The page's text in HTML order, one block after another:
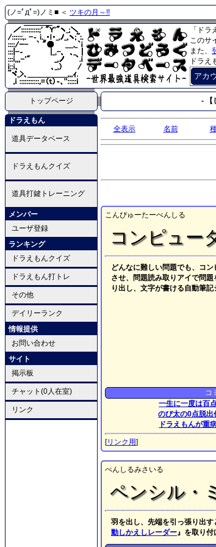
(ノ=ﾟдﾟ=)ノミ■ ＜ ツキの月～!!
「ド
このサ
また、
ドラえ
アカ
トップページ - 【
ドラえもん
道具データベース
ドラえもんクイズ
道具打鍵トレーニング
メンバー
ユーザ登録
ランキング
ドラえもんクイズ
ドラえもん打トレ
その他
デイリーランク
情報提供
お問い合わせ
サイト
掲示板
チャット(0人在室)
リンク
全表示 名前
こんぴゅーたーぺんしる
コンピュー
どんなに難しい問題でも、コ
させ、問題読み取りアイで問
り出し、文字が書ける自動筆
コ
一生に一度は百
のび太の0点脱出
ドラえもんが重
[リンク用]
ぺんしるみさいる
ペンシル・
羽を出し、先端を引っ張り出
動しかえしレーダー』を取り付